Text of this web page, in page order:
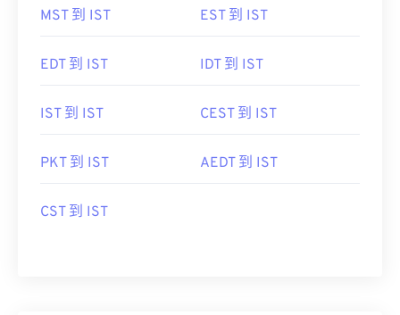
MST 到 IST EST 到 IST
EDT 到 IST IDT 到 IST
IST 到 IST CEST 到 IST
PKT 到 IST AEDT 到 IST
CST 到 IST